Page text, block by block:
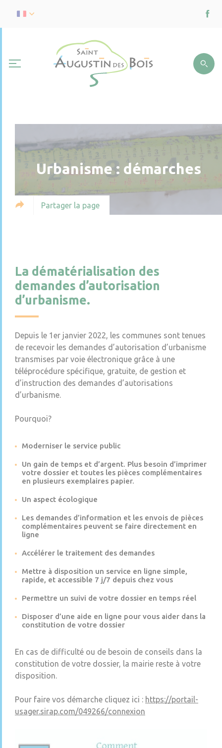
Urbanisme : démarches
Partager la page
La dématérialisation des
demandes d’autorisation
d’urbanisme.
Depuis le 1er janvier 2022, les communes sont tenues
de recevoir les demandes d’autorisation d’urbanisme
transmises par voie électronique grâce à une
téléprocédure spécifique, gratuite, de gestion et
d’instruction des demandes d’autorisations
d’urbanisme.
Pourquoi?
Moderniser le service public
Un gain de temps et d’argent. Plus besoin d’imprimer
votre dossier et toutes les pièces complémentaires
en plusieurs exemplaires papier.
Un aspect écologique
Les demandes d’information et les envois de pièces
complémentaires peuvent se faire directement en
ligne
Accélérer le traitement des demandes
Mettre à disposition un service en ligne simple,
rapide, et accessible 7 j/7 depuis chez vous
Permettre un suivi de votre dossier en temps réel
Disposer d’une aide en ligne pour vous aider dans la
constitution de votre dossier
En cas de difficulté ou de besoin de conseils dans la
constitution de votre dossier, la mairie reste à votre
disposition.
Pour faire vos démarche cliquez ici : https://portail-
usager.sirap.com/049266/connexion